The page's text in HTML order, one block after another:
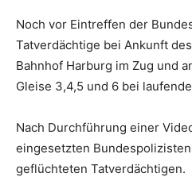
Noch vor Eintreffen der
Tatverdächtige bei Ankunft
Bahnhof Harburg im Zug und
Gleise 3,4,5 und 6 bei
Nach Durchführung einer
eingesetzten
geflüchteten Tatverdächtigen.